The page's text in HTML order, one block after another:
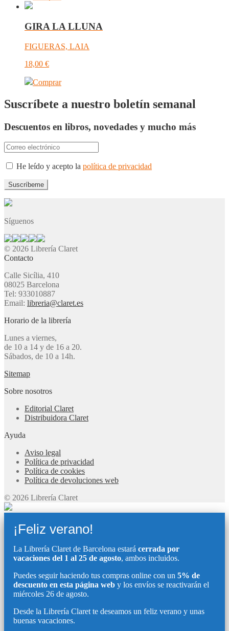
GIRA LA LLUNA
FIGUERAS, LAIA
18,00 €
Comprar
Suscríbete a nuestro boletín semanal
Descuentos en libros, novedades y mucho más
He leído y acepto la política de privacidad
Síguenos
© 2026 Librería Claret
Contacto
Calle Sicília, 410
08025 Barcelona
Tel: 933010887
Email: libreria@claret.es
Horario de la librería
Lunes a viernes,
de 10 a 14 y de 16 a 20.
Sábados, de 10 a 14h.
Sitemap
Sobre nosotros
Editorial Claret
Distribuidora Claret
Ayuda
Aviso legal
Política de privacidad
Política de cookies
Política de devoluciones web
© 2026 Librería Claret
¡Feliz verano!
La Librería Claret de Barcelona estará cerrada por
vacaciones del 1 al 25 de agosto, ambos incluidos.
Puedes seguir haciendo tus compras online con un 5% de
descuento en esta página web y los envíos se reactivarán el
miércoles 26 de agosto.
Desde la Librería Claret te deseamos un feliz verano y unas
buenas vacaciones.